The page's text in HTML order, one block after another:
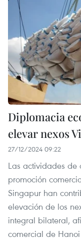
Diplomacia
elevar nexos
27/12/2024 09:22
Las actividades
promoción
Singapur han
elevación de los
integral bilateral,
comercial de